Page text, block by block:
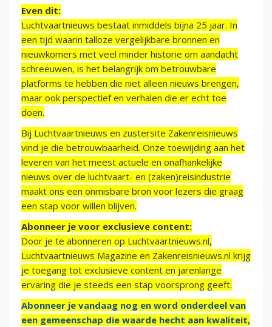
Even dit:
Luchtvaartnieuws bestaat inmiddels bijna 25 jaar. In
een tijd waarin talloze vergelijkbare bronnen en
nieuwkomers met veel minder historie om aandacht
schreeuwen, is het belangrijk om betrouwbare
platforms te hebben die niet alleen nieuws brengen,
maar ook perspectief en verhalen die er echt toe
doen.
Bij Luchtvaartnieuws en zustersite Zakenreisnieuws
vind je die betrouwbaarheid. Onze toewijding aan het
leveren van het meest actuele en onafhankelijke
nieuws over de luchtvaart- en (zaken)reisindustrie
maakt ons een onmisbare bron voor lezers die graag
een stap voor willen blijven.
Abonneer je voor exclusieve content:
Door je te abonneren op Luchtvaartnieuws.nl,
Luchtvaartnieuws Magazine en Zakenreisnieuws.nl krijg
je toegang tot exclusieve content en jarenlange
ervaring die je steeds een stap voorsprong geeft.
Abonneer je vandaag nog en word onderdeel van
een gemeenschap die waarde hecht aan kwaliteit,